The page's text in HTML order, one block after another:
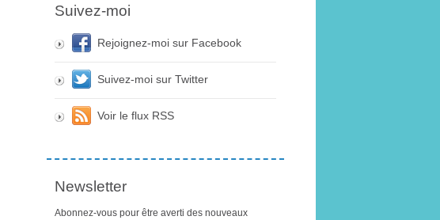
Suivez-moi
Rejoignez-moi sur Facebook
Suivez-moi sur Twitter
Voir le flux RSS
Newsletter
Abonnez-vous pour être averti des nouveaux